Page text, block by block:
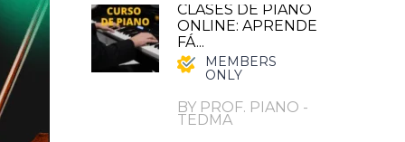
CLASES DE PIANO
ONLINE: APRENDE
FÁ...
MEMBERS
ONLY
BY PROF. PIANO -
TEDMA